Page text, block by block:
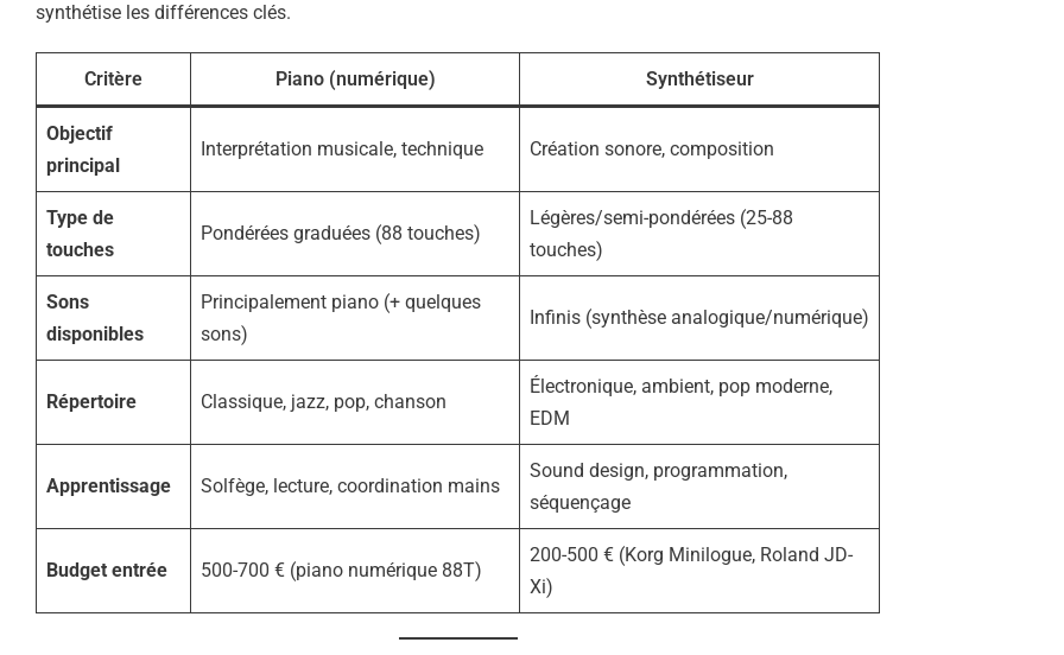
synthétise les différences clés.
Critère Piano (numérique) Synthétiseur
Objectif
principal
Interprétation musicale, technique Création sonore, composition
Type de
touches
Pondérées graduées (88 touches)
Légères/semi-pondérées (25-88
touches)
Sons
disponibles
Principalement piano (+ quelques
sons)
Infinis (synthèse analogique/numérique)
Répertoire Classique, jazz, pop, chanson
Électronique, ambient, pop moderne,
EDM
Apprentissage Solfège, lecture, coordination mains
Sound design, programmation,
séquençage
Budget entrée 500-700 € (piano numérique 88T)
200-500 € (Korg Minilogue, Roland JD-
Xi)